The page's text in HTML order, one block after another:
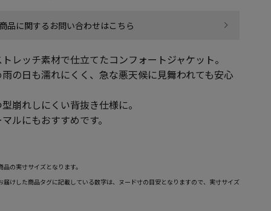
品に関するお問い合わせはこちら
レッチ素材で仕立てたコンフォートジャケット。
の日も濡れにくく、急な悪天候に見舞われても安心
崩れしにくい背抜き仕様に。
ルにもおすすめです。
の実寸サイズとなります。
けした商品タグに記載している数字は、ヌード寸の目安となりますので、実寸サイズ